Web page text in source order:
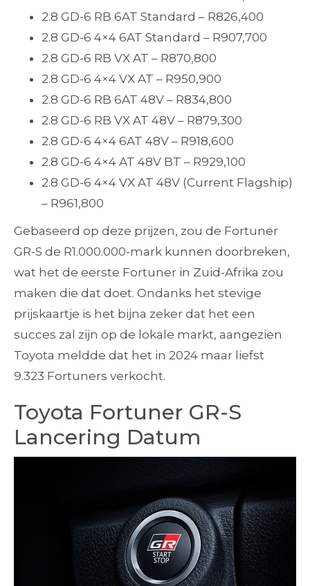
2.8 GD-6 RB 6AT Standard – R826,400
2.8 GD-6 4×4 6AT Standard – R907,700
2.8 GD-6 RB VX AT – R870,800
2.8 GD-6 4×4 VX AT – R950,900
2.8 GD-6 RB 6AT 48V – R834,800
2.8 GD-6 RB VX AT 48V – R879,300
2.8 GD-6 4×4 6AT 48V – R918,600
2.8 GD-6 4×4 AT 48V BT – R929,100
2.8 GD-6 4×4 VX AT 48V (Current Flagship)
– R961,800
Gebaseerd op deze prijzen, zou de Fortuner
GR-S de R1.000.000-mark kunnen doorbreken,
wat het de eerste Fortuner in Zuid-Afrika zou
maken die dat doet. Ondanks het stevige
prijskaartje is het bijna zeker dat het een
succes zal zijn op de lokale markt, aangezien
Toyota meldde dat het in 2024 maar liefst
9.323 Fortuners verkocht.
Toyota Fortuner GR-S
Lancering Datum